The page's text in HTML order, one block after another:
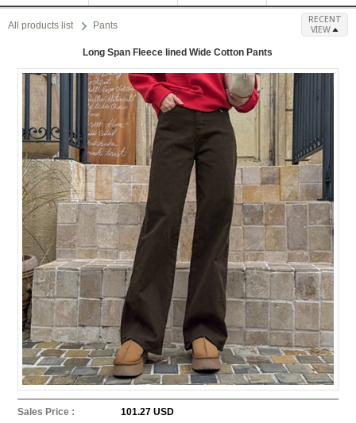
All products list Pants
RECENT
VIEW
Long Span Fleece lined Wide Cotton Pants
Sales Price : 101.27 USD